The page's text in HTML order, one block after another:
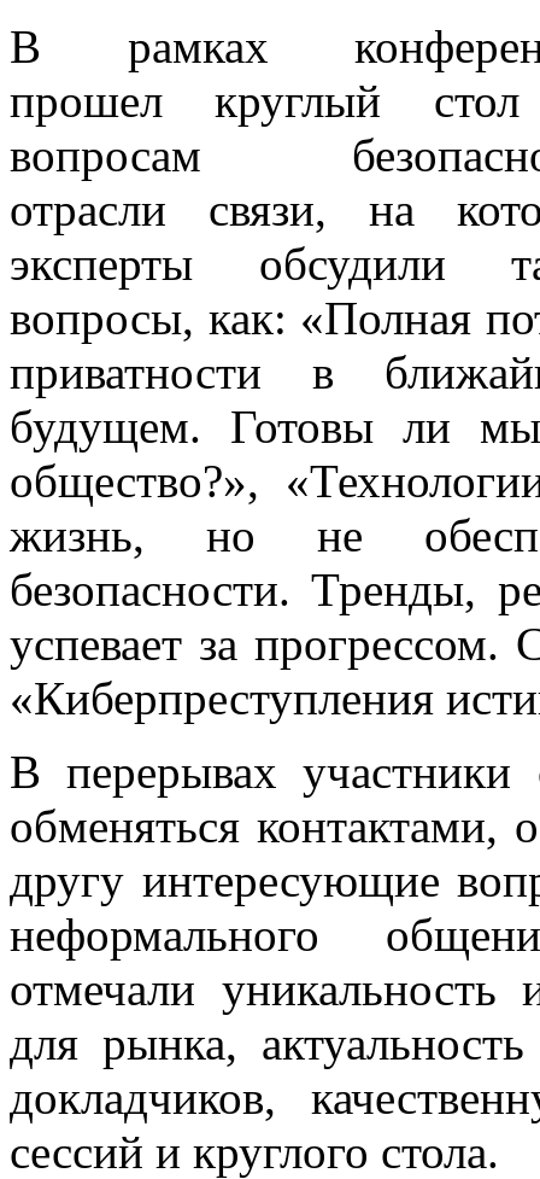
В рамках
прошел круглый
вопросам
отрасли связи, на
эксперты обсудили
вопросы, как: «Полная
приватности в
будущем. Готовы ли
общество?»,
жизнь, но не
безопасности. Тренды,
успевает за
«Киберпреступления
В перерывах
обменяться контактами,
другу интересующие
неформального
отмечали уникальность
для рынка,
докладчиков,
сессий и круглого стола.